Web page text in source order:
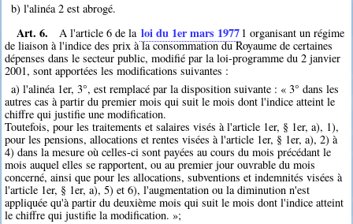
b) l'alinéa 2 est abrogé.
Art. 6. A l'article 6 de la loi du 1er mars 1977 1 organisant un régime
de liaison à l'indice des prix à la consommation du Royaume de certaines
dépenses dans le secteur public, modifié par la loi-programme du 2 janvier
2001, sont apportées les modifications suivantes :
a) l'alinéa 1er, 3°, est remplacé par la disposition suivante : « 3° dans les
autres cas à partir du premier mois qui suit le mois dont l'indice atteint le
chiffre qui justifie une modification.
Toutefois, pour les traitements et salaires visés à l'article 1er, § 1er, a), 1),
pour les pensions, allocations et rentes visées à l'article 1er, § 1er, a), 2) à
4) dans la mesure où celles-ci sont payées au cours du mois précédant le
mois auquel elles se rapportent, ou au premier jour ouvrable du mois
concerné, ainsi que pour les allocations, subventions et indemnités visées à
l'article 1er, § 1er, a), 5) et 6), l'augmentation ou la diminution n'est
appliquée qu'à partir du deuxième mois qui suit le mois dont l'indice atteint
le chiffre qui justifie la modification. »;